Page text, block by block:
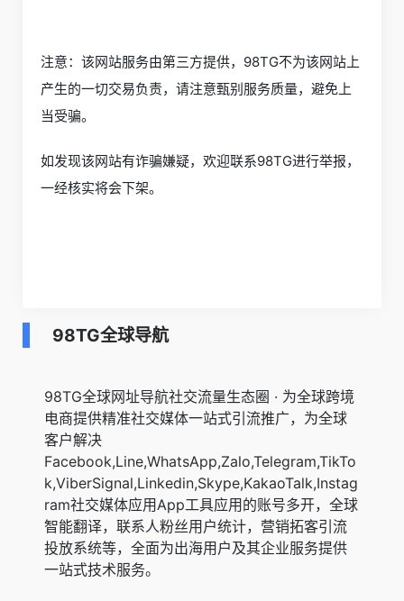
注意：该网站服务由第三方提供，98TG不为该网站上
产生的一切交易负责，请注意甄别服务质量，避免上
当受骗。
如发现该网站有诈骗嫌疑，欢迎联系98TG进行举报，
一经核实将会下架。
98TG全球导航
98TG全球网址导航社交流量生态圈 · 为全球跨境
电商提供精准社交媒体一站式引流推广，为全球
客户解决
Facebook,Line,WhatsApp,Zalo,Telegram,TikTo
k,ViberSignal,Linkedin,Skype,KakaoTalk,Instag
ram社交媒体应用App工具应用的账号多开，全球
智能翻译，联系人粉丝用户统计，营销拓客引流
投放系统等，全面为出海用户及其企业服务提供
一站式技术服务。